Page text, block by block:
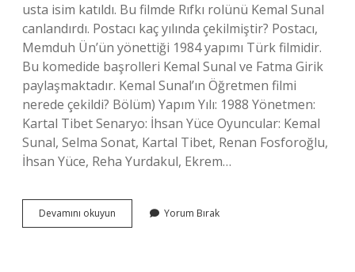
usta isim katıldı. Bu filmde Rıfkı rolünü Kemal Sunal
canlandırdı. Postacı kaç yılında çekilmiştir? Postacı,
Memduh Ün’ün yönettiği 1984 yapımı Türk filmidir.
Bu komedide başrolleri Kemal Sunal ve Fatma Girik
paylaşmaktadır. Kemal Sunal’ın Öğretmen filmi
nerede çekildi? Bölüm) Yapım Yılı: 1988 Yönetmen:
Kartal Tibet Senaryo: İhsan Yüce Oyuncular: Kemal
Sunal, Selma Sonat, Kartal Tibet, Renan Fosforoğlu,
İhsan Yüce, Reha Yurdakul, Ekrem…
Devamını okuyun
Filmi
Yorum Bırak